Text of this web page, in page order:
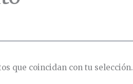
que coincidan con tu selección.